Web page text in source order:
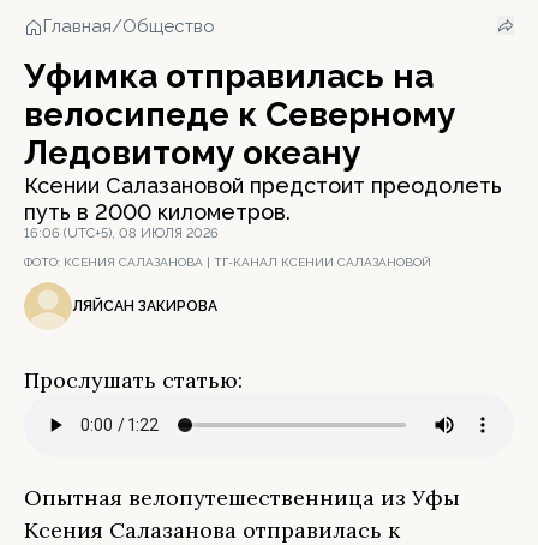
Главная/Общество
Уфимка отправилась на
велосипеде к Северному
Ледовитому океану
Ксении Салазановой предстоит преодолеть
путь в 2000 километров.
16:06 (UTC+5), 08 ИЮЛЯ 2026
ФОТО: КСЕНИЯ САЛАЗАНОВА | ТГ-КАНАЛ КСЕНИИ САЛАЗАНОВОЙ
ЛЯЙСАН ЗАКИРОВА
Прослушать статью:
Опытная велопутешественница из Уфы
Ксения Салазанова отправилась к